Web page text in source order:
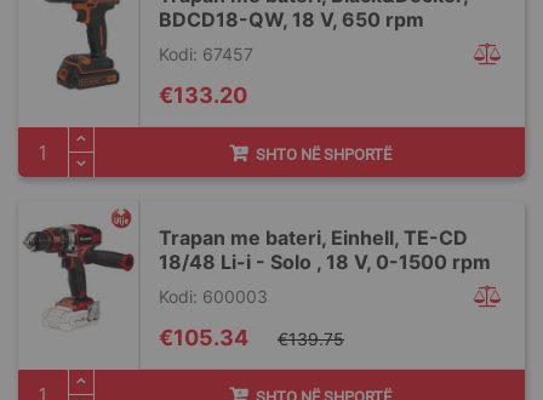
BDCD18-QW, 18 V, 650 rpm
Kodi: 67457
€133.20
SHTO NË SHPORTË
Trapan me bateri, Einhell, TΕ-CD
18/48 Li-i - Solo , 18 V, 0-1500 rpm
Kodi: 600003
Special
Price
€105.34 €139.75